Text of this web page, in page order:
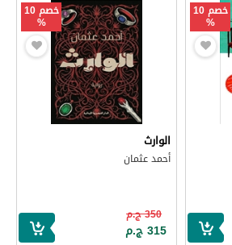
خصم 10
%
خصم 10
%
الوارث
أحمد عثمان
350 ج.م
315 ج.م